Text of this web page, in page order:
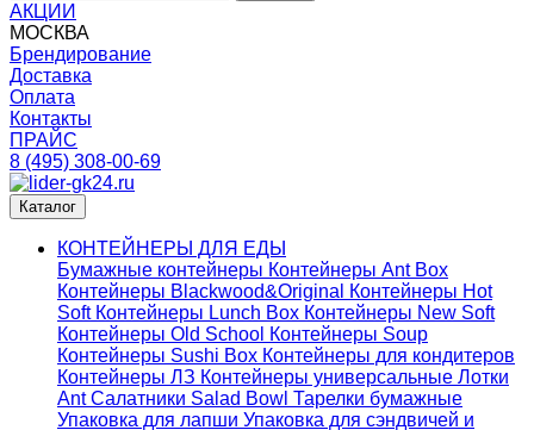
АКЦИИ
МОСКВА
Брендирование
Доставка
Оплата
Контакты
ПРАЙС
8 (495) 308-00-69
Каталог
КОНТЕЙНЕРЫ ДЛЯ ЕДЫ
Бумажные контейнеры Контейнеры Ant Box
Контейнеры Blackwood&Original
Контейнеры Hot
Soft Контейнеры Lunch Box Контейнеры New Soft
Контейнеры Old School Контейнеры Soup
Контейнеры Sushi Box Контейнеры для кондитеров
Контейнеры ЛЗ Контейнеры универсальные Лотки
AntСалатники Salad Bowl Тарелки бумажные
Упаковка для лапши Упаковка для сэндвичей и